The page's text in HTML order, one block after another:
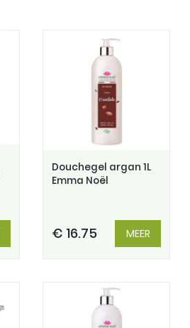
Douchegel argan 1L
Emma Noël
€ 16.75 MEER